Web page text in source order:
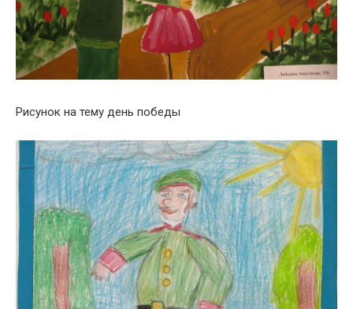
Рисунок на тему день победы